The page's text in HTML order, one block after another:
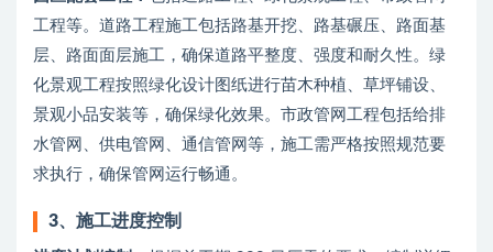
工程等。道路工程施工包括路基开挖、路基碾压、路面基
层、路面面层施工，确保道路平整度、强度和耐久性。绿
化景观工程按照绿化设计图纸进行苗木种植、草坪铺设、
景观小品安装等，确保绿化效果。市政管网工程包括给排
水管网、供电管网、通信管网等，施工需严格按照规范要
求执行，确保管网运行畅通。
3、 施工进度控制